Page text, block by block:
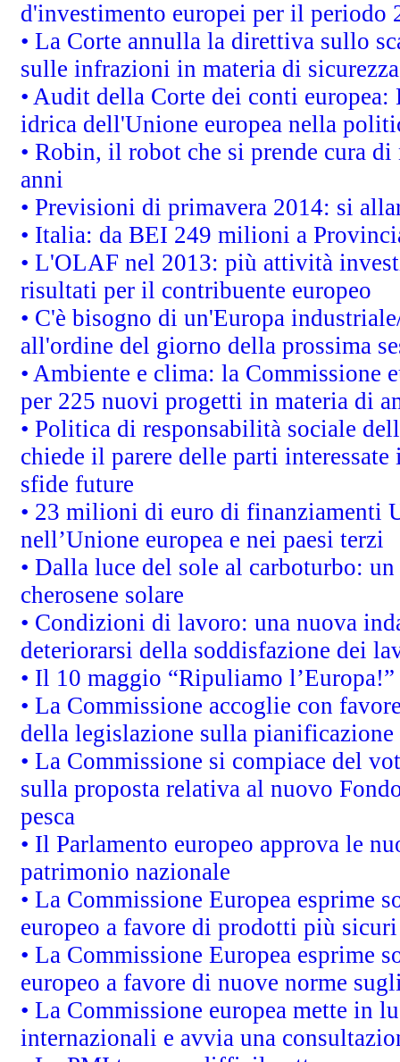
d'investimento europei per il periodo
• La Corte annulla la direttiva sullo
sulle infrazioni in materia di
• Audit della Corte dei conti
idrica dell'Unione europea nella
• Robin, il robot che si prende cura
anni
• Previsioni di primavera 2014: si
• Italia: da BEI 249 milioni a
• L'OLAF nel 2013: più attività
risultati per il contribuente europeo
• C'è bisogno di un'Europa
all'ordine del giorno della prossima
• Ambiente e clima: la Commissione
per 225 nuovi progetti in materia di
• Politica di responsabilità sociale
chiede il parere delle parti
sfide future
• 23 milioni di euro di finanziamenti
nell’Unione europea e nei paesi terzi
• Dalla luce del sole al carboturbo:
cherosene solare
• Condizioni di lavoro: una nuova
deteriorarsi della soddisfazione dei
• Il 10 maggio “Ripuliamo l’Europa!”
• La Commissione accoglie con
della legislazione sulla
• La Commissione si compiace del
sulla proposta relativa al nuovo
pesca
• Il Parlamento europeo approva le
patrimonio nazionale
• La Commissione Europea esprime
europeo a favore di prodotti più
• La Commissione Europea esprime
europeo a favore di nuove norme
• La Commissione europea mette in
internazionali e avvia una